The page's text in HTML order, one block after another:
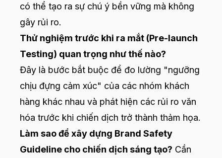
có thể tạo ra sự chú ý bền vững mà không
gây rủi ro.
Thử nghiệm trước khi ra mắt (Pre-launch
Testing) quan trọng như thế nào?
Đây là bước bắt buộc để đo lường "ngưỡng
chịu đựng cảm xúc" của các nhóm khách
hàng khác nhau và phát hiện các rủi ro văn
hóa trước khi chiến dịch trở thành thảm họa.
Làm sao để xây dựng Brand Safety
Guideline cho chiến dịch sáng tạo? Cần